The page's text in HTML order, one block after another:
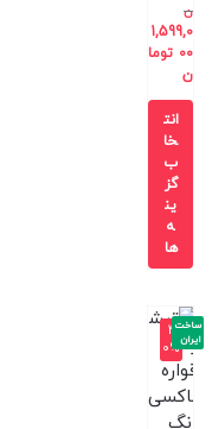
ن
1,599,0
00 توما
ن
انت
خا
ب
گز
ین
ه
ها
-4
0%
ساخت
ایران